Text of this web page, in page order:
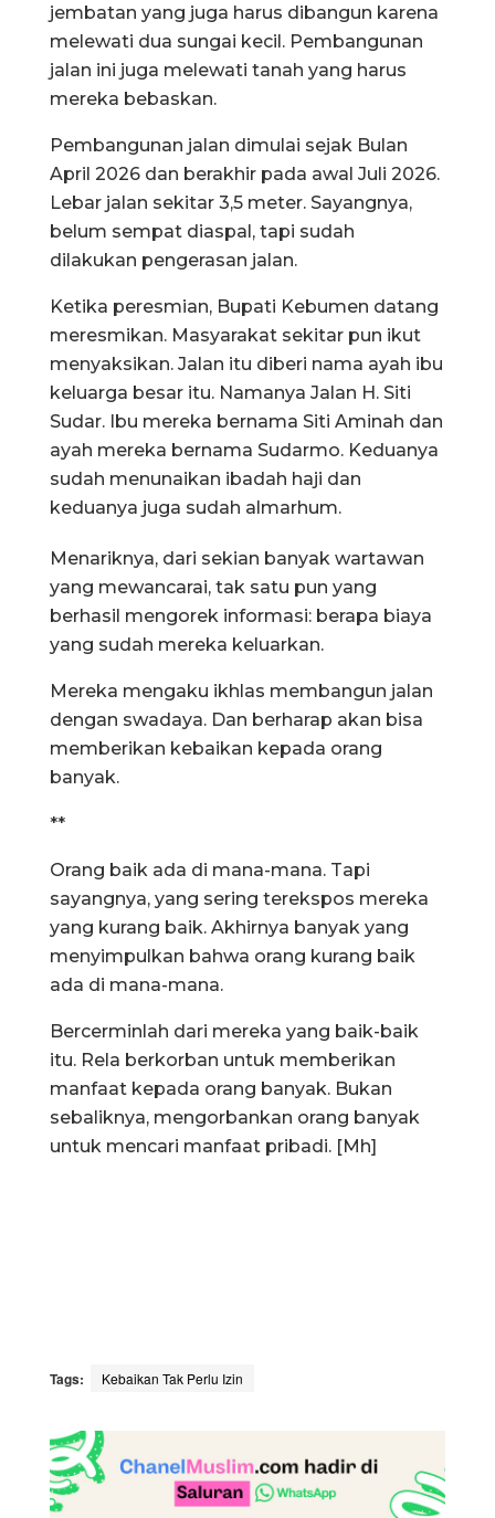
jembatan yang juga harus dibangun karena
melewati dua sungai kecil. Pembangunan
jalan ini juga melewati tanah yang harus
mereka bebaskan.
Pembangunan jalan dimulai sejak Bulan
April 2026 dan berakhir pada awal Juli 2026.
Lebar jalan sekitar 3,5 meter. Sayangnya,
belum sempat diaspal, tapi sudah
dilakukan pengerasan jalan.
Ketika peresmian, Bupati Kebumen datang
meresmikan. Masyarakat sekitar pun ikut
menyaksikan. Jalan itu diberi nama ayah ibu
keluarga besar itu. Namanya Jalan H. Siti
Sudar. Ibu mereka bernama Siti Aminah dan
ayah mereka bernama Sudarmo. Keduanya
sudah menunaikan ibadah haji dan
keduanya juga sudah almarhum.
Menariknya, dari sekian banyak wartawan
yang mewancarai, tak satu pun yang
berhasil mengorek informasi: berapa biaya
yang sudah mereka keluarkan.
Mereka mengaku ikhlas membangun jalan
dengan swadaya. Dan berharap akan bisa
memberikan kebaikan kepada orang
banyak.
**
Orang baik ada di mana-mana. Tapi
sayangnya, yang sering terekspos mereka
yang kurang baik. Akhirnya banyak yang
menyimpulkan bahwa orang kurang baik
ada di mana-mana.
Bercerminlah dari mereka yang baik-baik
itu. Rela berkorban untuk memberikan
manfaat kepada orang banyak. Bukan
sebaliknya, mengorbankan orang banyak
untuk mencari manfaat pribadi. [Mh]
Tags: Kebaikan Tak Perlu Izin